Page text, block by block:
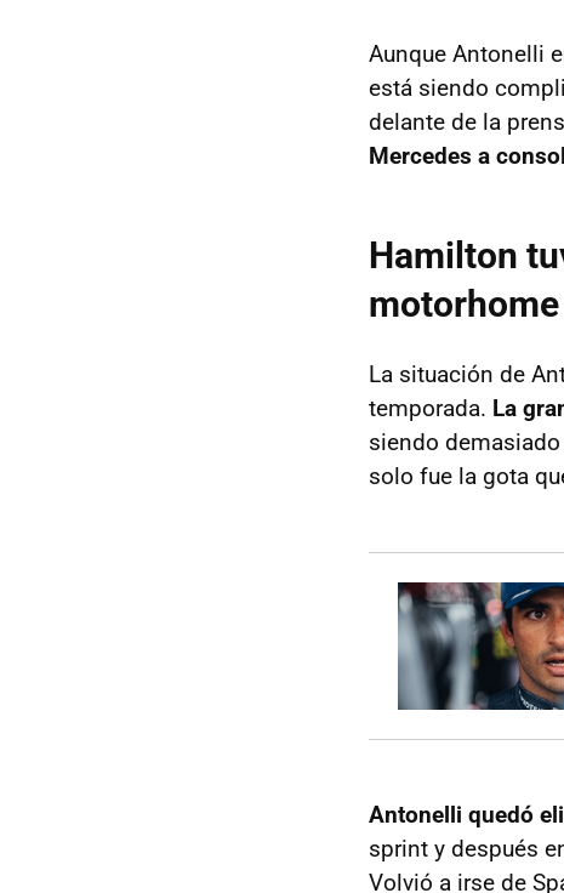
Aunque Antonelli
está siendo
delante de la
Mercedes a
Hamilton
La situación de
temporada. La
siendo
solo fue la gota
Antonelli quedó
sprint y después
Volvió a irse de